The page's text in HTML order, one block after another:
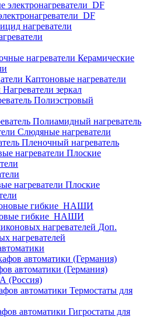
нагреватели
Керамические
Каптоновые нагреватели
Нагреватели зеркал
Полиэстровый
Полиамидный нагреватель
Слюдяные нагреватели
Пленочный нагреватель
Плоские
Плоские
гибкие_НАШИ
Доп.
нагревателей
автоматики (Германия)
(Россия)
Термостаты для
Гигростаты для